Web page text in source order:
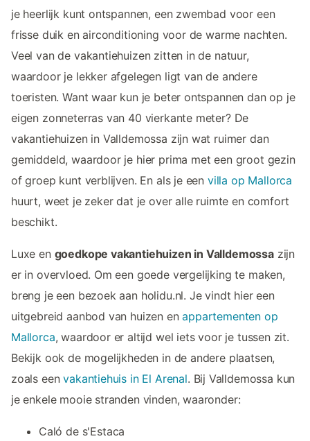
je heerlijk kunt ontspannen, een zwembad voor een
frisse duik en airconditioning voor de warme nachten.
Veel van de vakantiehuizen zitten in de natuur,
waardoor je lekker afgelegen ligt van de andere
toeristen. Want waar kun je beter ontspannen dan op je
eigen zonneterras van 40 vierkante meter? De
vakantiehuizen in Valldemossa zijn wat ruimer dan
gemiddeld, waardoor je hier prima met een groot gezin
of groep kunt verblijven. En als je een villa op Mallorca
huurt, weet je zeker dat je over alle ruimte en comfort
beschikt.
Luxe en goedkope vakantiehuizen in Valldemossazijn
er in overvloed. Om een goede vergelijking te maken,
breng je een bezoek aan holidu.nl. Je vindt hier een
uitgebreid aanbod van huizen enappartementen op
Mallorca, waardoor er altijd wel iets voor je tussen zit.
Bekijk ook de mogelijkheden in de andere plaatsen,
zoals eenvakantiehuis in El Arenal. Bij Valldemossa kun
je enkele mooie stranden vinden, waaronder:
Caló de s'Estaca